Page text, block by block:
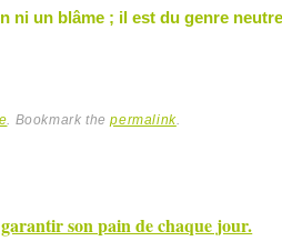
ni un blâme ; il est du genre
. Bookmark thepermalink.
son pain de chaque jour.